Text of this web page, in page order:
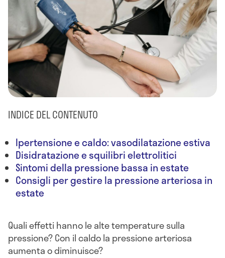
INDICE DEL CONTENUTO
Ipertensione e caldo: vasodilatazione estiva
Disidratazione e squilibri elettrolitici
Sintomi della pressione bassa in estate
Consigli per gestire la pressione arteriosa in
estate
Quali effetti hanno le alte temperature sulla
pressione? Con il caldo la pressione arteriosa
aumenta o diminuisce?